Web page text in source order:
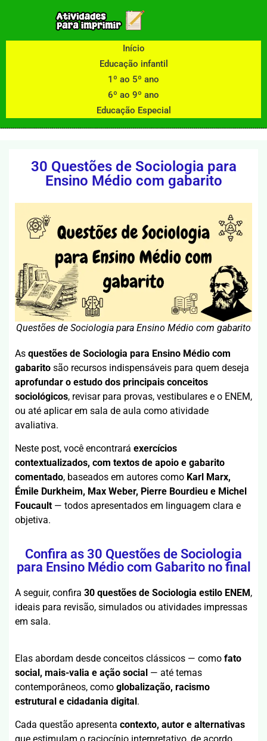
Início
Educação infantil
1º ao 5º ano
6º ao 9º ano
Educação Especial
30 Questões de Sociologia para
Ensino Médio com gabarito
Questões de Sociologia para Ensino Médio com gabarito
As questões de Sociologia para Ensino Médio com
gabarito são recursos indispensáveis para quem deseja
aprofundar o estudo dos principais conceitos
sociológicos, revisar para provas, vestibulares e o ENEM,
ou até aplicar em sala de aula como atividade
avaliativa.
Neste post, você encontrará exercícios
contextualizados, com textos de apoio e gabarito
comentado, baseados em autores como Karl Marx,
Émile Durkheim, Max Weber, Pierre Bourdieu e Michel
Foucault — todos apresentados em linguagem clara e
objetiva.
Confira as 30 Questões de Sociologia
para Ensino Médio com Gabarito no final
A seguir, confira 30 questões de Sociologia estilo ENEM,
ideais para revisão, simulados ou atividades impressas
em sala.
Elas abordam desde conceitos clássicos — como fato
social, mais-valia e ação social — até temas
contemporâneos, como globalização, racismo
estrutural e cidadania digital .
Cada questão apresenta contexto, autor e alternativas